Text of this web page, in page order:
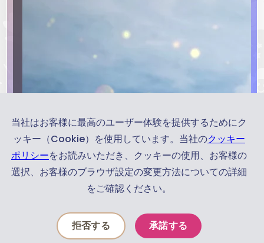
知
当社はお客様に最高のユーザー体験を提供するためにク
ッキー（Cookie）を使用しています。当社のクッキー
ポリシーをお読みいただき、クッキーの使用、お客様の
選択、お客様のブラウザ設定の変更方法についての詳細
をご確認ください。
承諾する
拒否する